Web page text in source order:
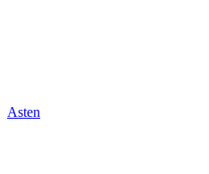
Asten